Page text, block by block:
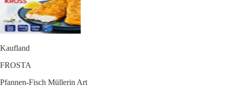
Kaufland
FROSTA
Pfannen-Fisch Müllerin Art